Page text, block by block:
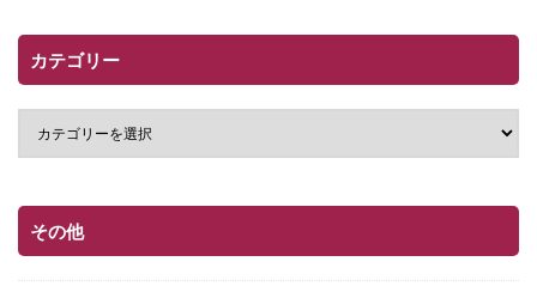
カテゴリー
その他